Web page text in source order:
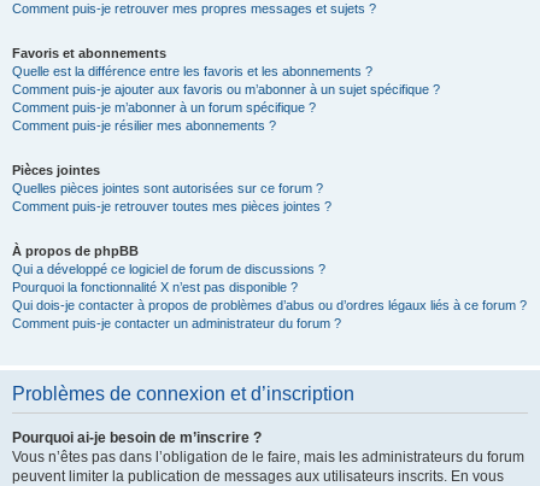
Comment puis-je retrouver mes propres messages et sujets ?
Favoris et abonnements
Quelle est la différence entre les favoris et les abonnements ?
Comment puis-je ajouter aux favoris ou m’abonner à un sujet spécifique ?
Comment puis-je m’abonner à un forum spécifique ?
Comment puis-je résilier mes abonnements ?
Pièces jointes
Quelles pièces jointes sont autorisées sur ce forum ?
Comment puis-je retrouver toutes mes pièces jointes ?
À propos de phpBB
Qui a développé ce logiciel de forum de discussions ?
Pourquoi la fonctionnalité X n’est pas disponible ?
Qui dois-je contacter à propos de problèmes d’abus ou d’ordres légaux liés à ce forum ?
Comment puis-je contacter un administrateur du forum ?
Problèmes de connexion et d’inscription
Pourquoi ai-je besoin de m’inscrire ?
Vous n’êtes pas dans l’obligation de le faire, mais les administrateurs du forum
peuvent limiter la publication de messages aux utilisateurs inscrits. En vous